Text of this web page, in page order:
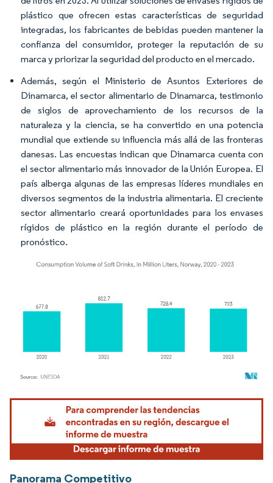
plástico que ofrecen estas características de seguridad
integradas, los fabricantes de bebidas pueden mantener la
confianza del consumidor, proteger la reputación de su
marca y priorizar la seguridad del producto en el mercado.
Además, según el Ministerio de Asuntos Exteriores de
Dinamarca, el sector alimentario de Dinamarca, testimonio
de siglos de aprovechamiento de los recursos de la
naturaleza y la ciencia, se ha convertido en una potencia
mundial que extiende su influencia más allá de las fronteras
danesas. Las encuestas indican que Dinamarca cuenta con
el sector alimentario más innovador de la Unión Europea. El
país alberga algunas de las empresas líderes mundiales en
diversos segmentos de la industria alimentaria. El creciente
sector alimentario creará oportunidades para los envases
rígidos de plástico en la región durante el período de
pronóstico.
Imagen © Mordor Intelligence. El uso requiere atribución según CC BY 4.0.
Panorama Competitivo